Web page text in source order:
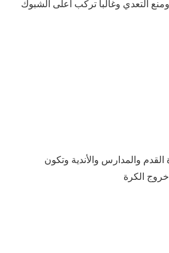
التعدي وغالبا تركب أعلى الشبوك
والمدارس والأندية وتكون
الكرة